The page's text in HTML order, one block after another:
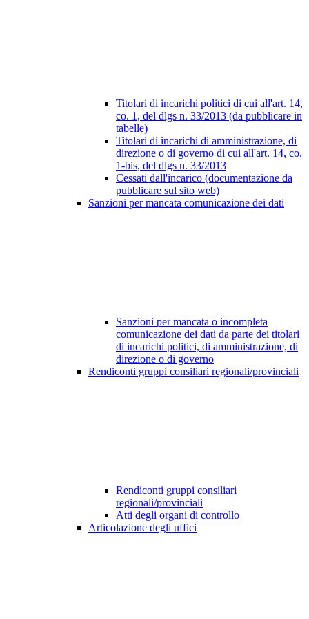
Titolari di incarichi politici di cui all'art. 14,
co. 1, del dlgs n. 33/2013 (da pubblicare in
tabelle)
Titolari di incarichi di amministrazione, di
direzione o di governo di cui all'art. 14, co.
1-bis, del dlgs n. 33/2013
Cessati dall'incarico (documentazione da
pubblicare sul sito web)
Sanzioni per mancata comunicazione dei dati
Sanzioni per mancata o incompleta
comunicazione dei dati da parte dei titolari
di incarichi politici, di amministrazione, di
direzione o di governo
Rendiconti gruppi consiliari regionali/provinciali
Rendiconti gruppi consiliari
regionali/provinciali
Atti degli organi di controllo
Articolazione degli uffici